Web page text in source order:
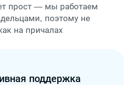
прост — мы работаем
поэтому не
на причалах
поддержка